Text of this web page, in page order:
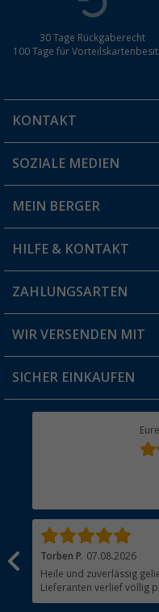
30 Tage Rückgaberecht
100 Tage für
KONTAKT
Du hast eine Frage?
Filiale finden
SOZIALE MEDIEN
MEIN BERGER
Vorteilskarte
Blog
Jobs & Karriere
HILFE & KONTAKT
FAQ & Kontakt
Versandinformationen
Rücksendung
ZAHLUNGSARTEN
WIR VERSENDEN MIT
SICHER EINKAUFEN
Torben P. 07.08.2026
Heile und zuverlässig
Lieferanten verlief völlig